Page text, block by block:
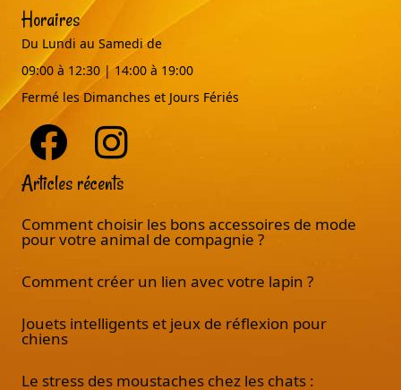
Horaires
Du Lundi au Samedi de
09:00 à 12:30 | 14:00 à 19:00
Fermé les Dimanches et Jours Fériés
Articles récents
Comment choisir les bons accessoires de mode
pour votre animal de compagnie ?
Comment créer un lien avec votre lapin ?
Jouets intelligents et jeux de réflexion pour
chiens
Le stress des moustaches chez les chats :